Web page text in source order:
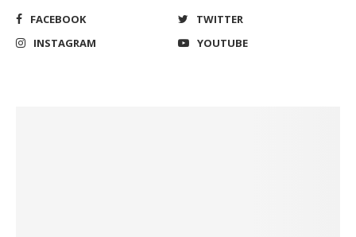
FACEBOOK
TWITTER
INSTAGRAM
YOUTUBE